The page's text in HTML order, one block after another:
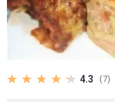
4.3 (7)